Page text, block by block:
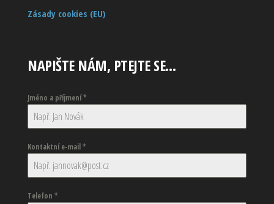
Zásady cookies (EU)
NAPIŠTE NÁM, PTEJTE SE…
Jméno a příjmení*
Kontaktní e-mail*
Telefon *